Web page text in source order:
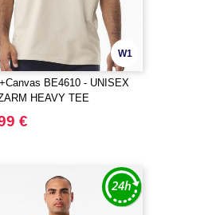
W1
BE4610 - UNISEX
HEAVY TEE
€